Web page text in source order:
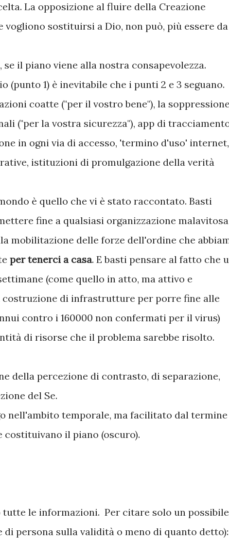
La opposizione al fluire della Creazione
vogliono sostituirsi a Dio, non può, più essere da
il piano viene alla nostra consapevolezza.
(punto 1) è inevitabile che i punti 2 e 3 seguano.
coatte ("per il vostro bene"), la
("per la vostra sicurezza"), app di
in ogni via di accesso, 'termino d'uso' internet,
istituzioni di promulgazione della verità
è quello che vi è stato raccontato. Basti
fine a qualsiasi organizzazione malavitosa
mobilitazione delle forze dell'ordine che
per tenerci a casa. E basti pensare al fatto che
(come quello in atto, ma attivo e
di infrastrutture per porre fine alle
contro i 160000 non confermati per il virus)
di risorse che il problema sarebbe risolto.
della percezione di contrasto, di separazione,
del Se.
nell'ambito temporale, ma facilitato dal termine
il piano (oscuro).
tutte le informazioni. Per citare solo un possibile
di persona sulla validità o meno di quanto detto):